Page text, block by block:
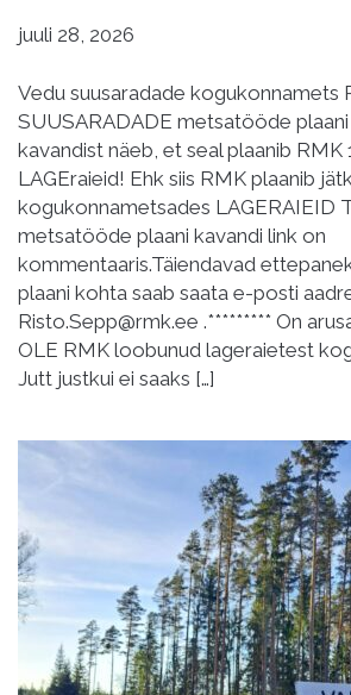
juuli 28, 2026
Vedu suusaradade kogukonnamets
SUUSARADADE metsatööde
kavandist näeb, et seal plaanib RMK
LAGEraieid! Ehk siis RMK plaanib
kogukonnametsades LAGERAIEID
metsatööde plaani kavandi link on
kommentaaris.Täiendavad
plaani kohta saab saata e-posti
Risto.Sepp@rmk.ee .********* On
OLE RMK loobunud lageraietest
Jutt justkui ei saaks […]